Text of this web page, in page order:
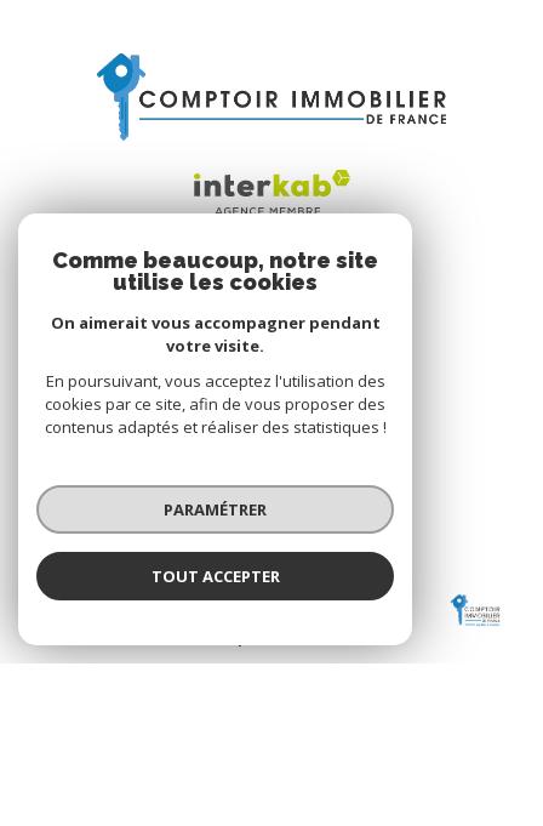
COMPTOIR IMMOBILIER DE FRANCE - Agence
VOTRE ESPACE
Espace propriétaire
ADHÉRENTS
Comme beaucoup, notre site
utilise les cookies
On aimerait vous accompagner pendant
votre visite.
En poursuivant, vous acceptez l'utilisation des
cookies par ce site, afin de vous proposer des
contenus adaptés et réaliser des statistiques !
PARAMÉTRER
TOUT ACCEPTER